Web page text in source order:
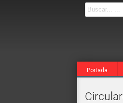
Portada
Agenda